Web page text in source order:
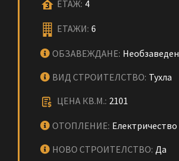
ЕТАЖ: 4
ЕТАЖИ: 6
ОБЗАВЕЖДАНЕ: Необзаведен
ВИД СТРОИТЕЛСТВО: Тухла
ЦЕНА КВ.М.: 2101
ОТОПЛЕНИЕ: Електричество
НОВО СТРОИТЕЛСТВО: Да